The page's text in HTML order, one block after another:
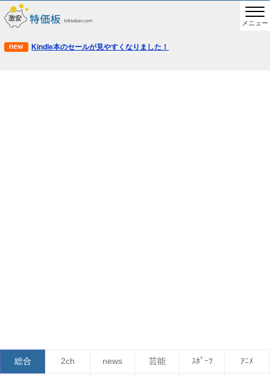
メニュー
Kindle本のセールが見やすくなりました！
総合 2ch news 芸能 ｽﾎﾟｰﾂ ｱﾆﾒ